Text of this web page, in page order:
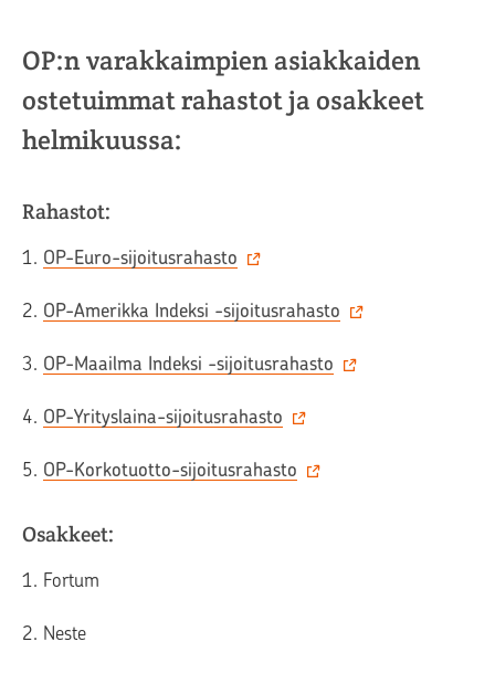
OP:n varakkaimpien asiakkaiden
ostetuimmat rahastot ja osakkeet
helmikuussa:
Rahastot:
1. OP-Euro-sijoitusrahasto
2. OP-Amerikka Indeksi -sijoitusrahasto
3. OP-Maailma Indeksi -sijoitusrahasto
4. OP-Yrityslaina-sijoitusrahasto
5. OP-Korkotuotto-sijoitusrahasto
Osakkeet:
1. Fortum
2. Neste